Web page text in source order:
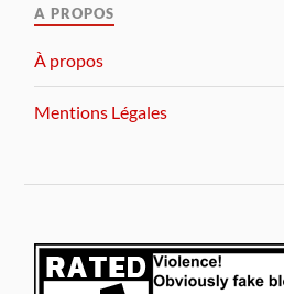
A PROPOS
À propos
Mentions Légales